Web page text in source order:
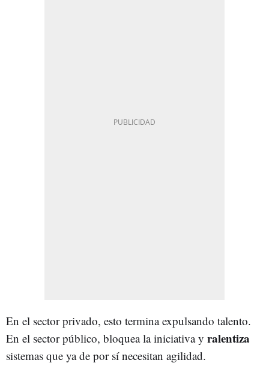
En el sector privado, esto termina expulsando talento.
En el sector público, bloquea la iniciativa y ralentiza
sistemas que ya de por sí necesitan agilidad.